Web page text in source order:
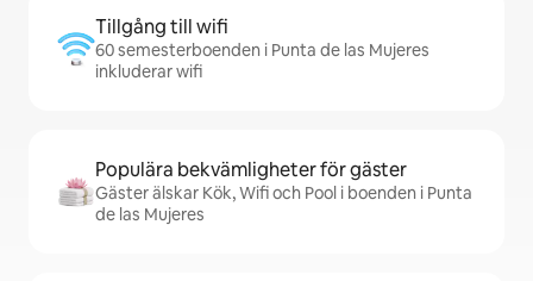
Tillgång till wifi
60 semesterboenden i Punta de las Mujeres
inkluderar wifi
Populära bekvämligheter för gäster
Gäster älskar Kök, Wifi och Pool i boenden i Punta
de las Mujeres